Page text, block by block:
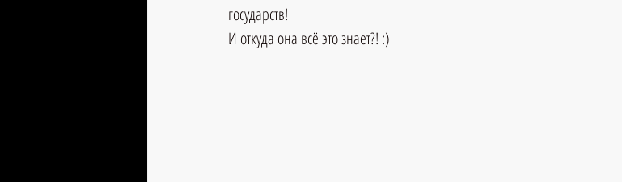
государств!
И откуда она всё это знает?! :)